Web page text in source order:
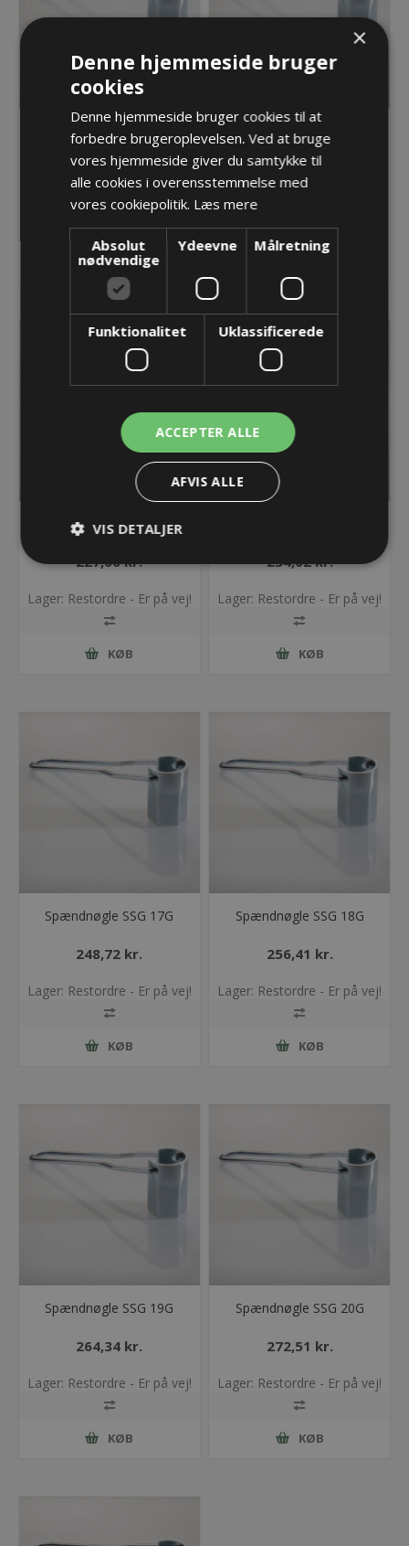
Spændnøgle SSG 12G
213,58 kr.
Lager: Restordre - Er på vej!
KØB
Spændnøgle SSG 13G
220,18 kr.
Lager: Restordre - Er på vej!
Spændnøgle SSG 14G
227,00 kr.
Lager: Restordre - Er på vej!
KØB
234,02 kr.
Lager: Restordre - Er på vej!
KØB
Spændnøgle SSG 17G
248,72 kr.
Lager: Restordre - Er på vej!
KØB
Spændnøgle SSG 18G
256,41 kr.
Lager: Restordre - Er på vej!
KØB
Spændnøgle SSG 19G
264,34 kr.
Lager: Restordre - Er på vej!
KØB
Spændnøgle SSG 20G
272,51 kr.
Lager: Restordre - Er på vej!
KØB
×
Denne hjemmeside bruger
cookies
Denne hjemmeside bruger cookies til at
forbedre brugeroplevelsen. Ved at bruge
vores hjemmeside giver du samtykke til
alle cookies i overensstemmelse med
vores cookiepolitik. Læs mere
Absolut
nødvendige
Ydeevne Målretning
Funktionalitet Uklassificerede
ACCEPTER ALLE
AFVIS ALLE
VIS DETALJER